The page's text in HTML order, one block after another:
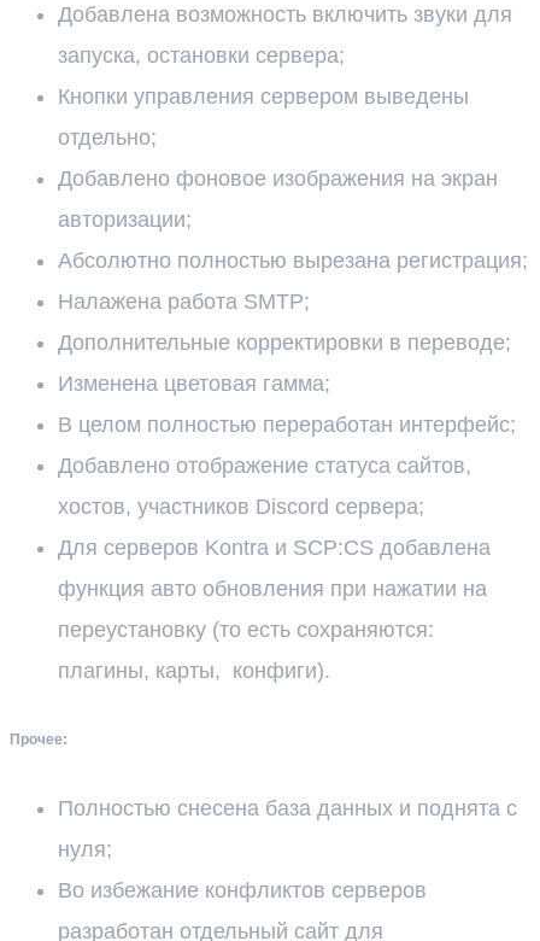
Добавлена возможность включить звуки для
запуска, остановки сервера;
Кнопки управления сервером выведены
отдельно;
Добавлено фоновое изображения на экран
авторизации;
Абсолютно полностью вырезана регистрация;
Налажена работа SMTP;
Дополнительные корректировки в переводе;
Изменена цветовая гамма;
В целом полностью переработан интерфейс;
Добавлено отображение статуса сайтов,
хостов, участников Discord сервера;
Для серверов Kontra и SCP:CS добавлена
функция авто обновления при нажатии на
переустановку (то есть сохраняются:
плагины, карты, конфиги).
Прочее:
Полностью снесена база данных и поднята с
нуля;
Во избежание конфликтов серверов
разработан отдельный сайт для